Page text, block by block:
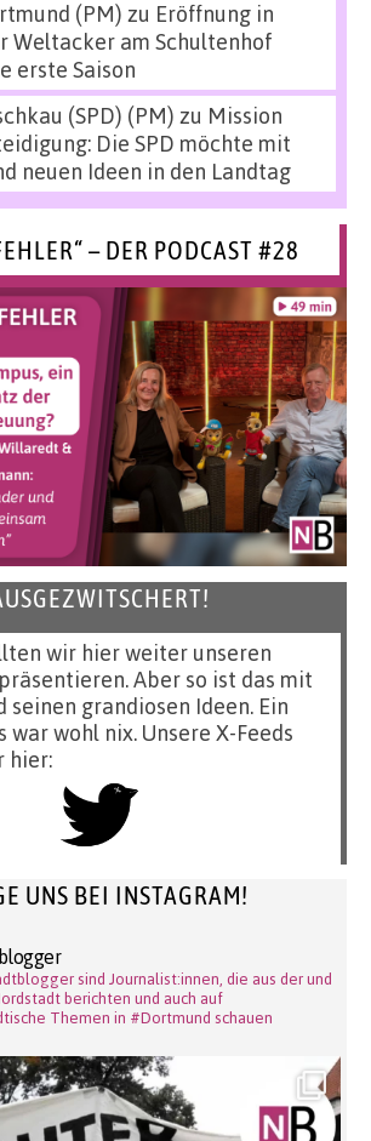
(PM) zu Eröffnung in
Weltacker am Schultenhof
erste Saison
(SPD) (PM) zu Mission
Die SPD möchte mit
neuen Ideen in den Landtag
– DER PODCAST #28
wir hier weiter unseren
Aber so ist das mit
seinen grandiosen Ideen. Ein
war wohl nix. Unsere X-Feeds
hier:
UNS BEI INSTAGRAM!
sind Journalist:innen, die aus der und
berichten und auch auf
Themen in #Dortmund schauen